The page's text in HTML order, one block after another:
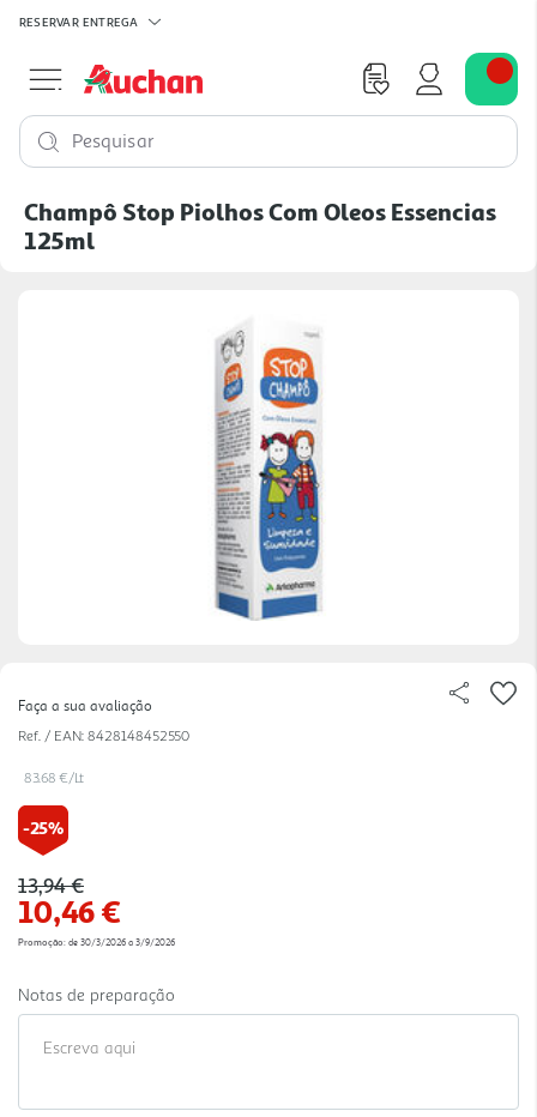
RESERVAR ENTREGA
Pesquisar
Champô Stop Piolhos Com Oleos Essencias
125ml
Faça a sua avaliação
Ref. / EAN: 8428148452550
83.68 €/Lt
-25%
Price reduced from
13,94 €to
10,46 €
Promoção: de 30/3/2026 a 3/9/2026
Notas de preparação